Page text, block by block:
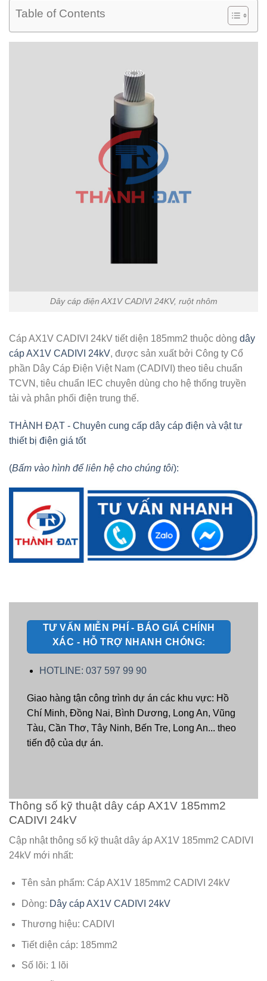
Table of Contents
Dây cáp điện AX1V CADIVI 24KV, ruột nhôm
Cáp AX1V CADIVI 24kV tiết diện 185mm2 thuộc dòng dây
cáp AX1V CADIVI 24kV, được sản xuất bởi Công ty Cổ
phần Dây Cáp Điện Việt Nam (CADIVI) theo tiêu chuẩn
TCVN, tiêu chuẩn IEC chuyên dùng cho hệ thống truyền
tải và phân phối điện trung thế.
THÀNH ĐẠT - Chuyên cung cấp dây cáp điện và vật tư
thiết bị điện giá tốt
(Bấm vào hình để liên hệ cho chúng tôi):
TƯ VẤN MIỄN PHÍ - BÁO GIÁ CHÍNH
XÁC - HỖ TRỢ NHANH CHÓNG:
HOTLINE: 037 597 99 90
Giao hàng tận công trình dự án các khu vực: Hồ
Chí Minh, Đồng Nai, Bình Dương, Long An, Vũng
Tàu, Cần Thơ, Tây Ninh, Bến Tre, Long An... theo
tiến độ của dự án.
Thông số kỹ thuật dây cáp AX1V 185mm2
CADIVI 24kV
Cập nhật thông số kỹ thuật dây áp AX1V 185mm2 CADIVI
24kV mới nhất:
Tên sản phẩm: Cáp AX1V 185mm2 CADIVI 24kV
Dòng: Dây cáp AX1V CADIVI 24kV
Thương hiệu: CADIVI
Tiết diện cáp: 185mm2
Số lõi: 1 lõi